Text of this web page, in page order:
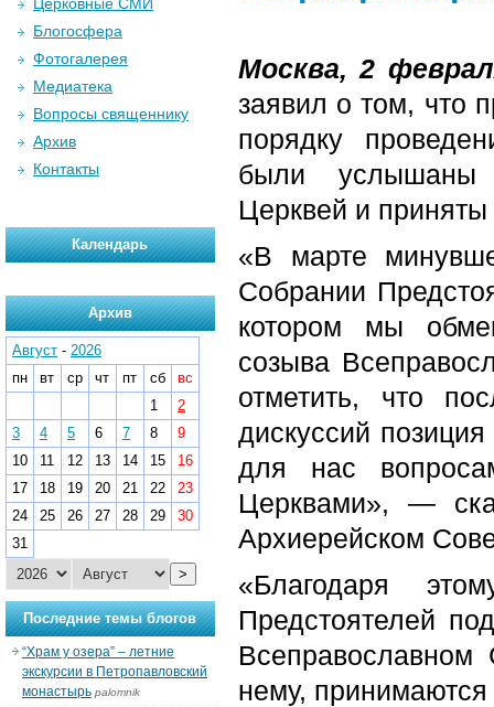
Москва, 2
заявил о том, что
порядку
были услышаны
Церквей и приняты
«В марте
Собрании
котором мы
созыва
отметить, что
дискуссий
для нас
Церквами», —
Архиерейском
«Благодаря
Предстоятелей
Всеправославном
нему,
Блогосфера
Фотогалерея
Медиатека
Вопросы священнику
Архив
Контакты
Календарь
Архив
Август - 2026
пн
вт ср чт пт сб
вс
1
2
3
4 5 6 7 8
9
10
11 12 13 14 15
16
17
18 19 20 21 22
23
24
25 26 27 28 29
30
31
>
Последние темы блогов
“Храм у озера” – летние
экскурсии в Петропавловский
монастырь palomnik